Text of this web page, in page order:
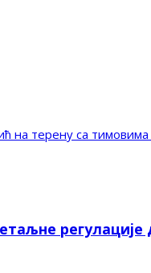
на терену са